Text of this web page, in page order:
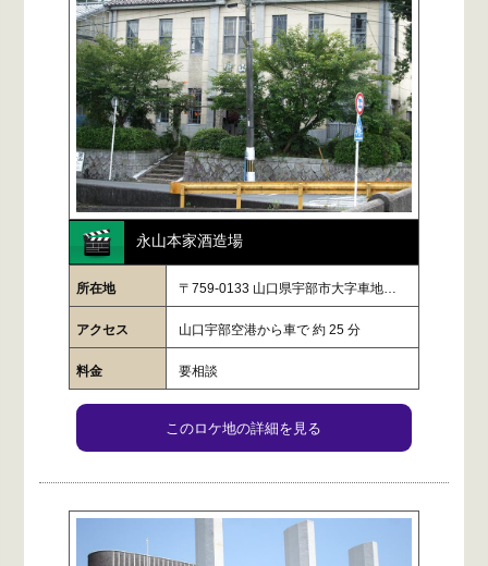
永山本家酒造場
所在地 〒759-0133 山口県宇部市大字車地…
アクセス 山口宇部空港から車で 約 25 分
料金 要相談
このロケ地の詳細を見る